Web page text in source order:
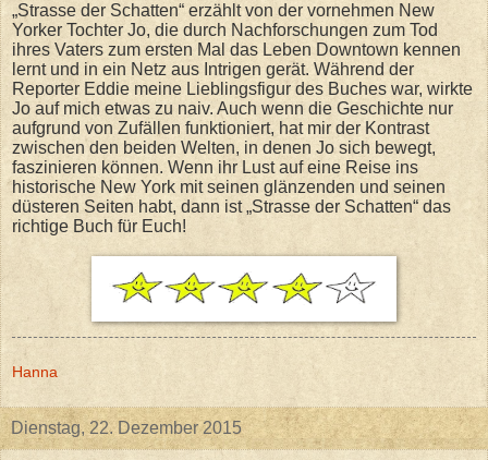
„Strasse der Schatten“ erzählt von der vornehmen New
Yorker Tochter Jo, die durch Nachforschungen zum Tod
ihres Vaters zum ersten Mal das Leben Downtown kennen
lernt und in ein Netz aus Intrigen gerät. Während der
Reporter Eddie meine Lieblingsfigur des Buches war, wirkte
Jo auf mich etwas zu naiv. Auch wenn die Geschichte nur
aufgrund von Zufällen funktioniert, hat mir der Kontrast
zwischen den beiden Welten, in denen Jo sich bewegt,
faszinieren können. Wenn ihr Lust auf eine Reise ins
historische New York mit seinen glänzenden und seinen
düsteren Seiten habt, dann ist „Strasse der Schatten“ das
richtige Buch für Euch!
Hanna
Dienstag, 22. Dezember 2015